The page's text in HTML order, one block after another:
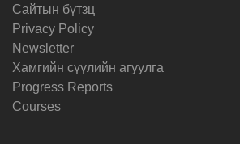
Cайтын бүтзц
Privacy Policy
Newsletter
Хамгийн сүүлийн агуулга
Progress Reports
Courses